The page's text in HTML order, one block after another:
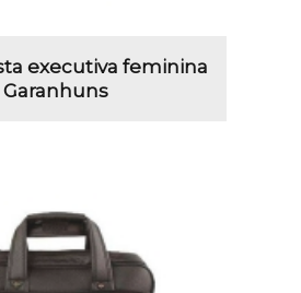
executiva feminina
Garanhuns